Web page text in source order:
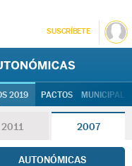
SUSCRÍBETE
2019 PACTOS
2011 2007
AUTONÓMICAS